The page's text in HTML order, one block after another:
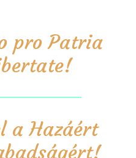
pro Patria
a Hazáért